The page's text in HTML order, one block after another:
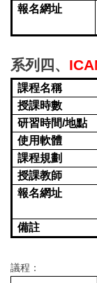
報名網址
系列四、
課程名稱
授課時數
研習時間/地點
使用軟體
課程規劃
授課教師
報名網址
備註
議程：